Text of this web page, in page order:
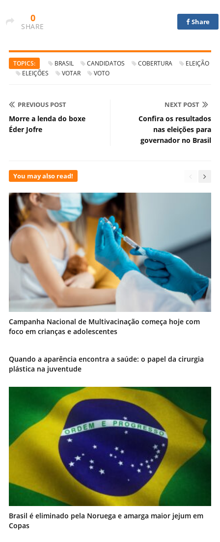
0
SHARE
Share
TOPICS: BRASIL CANDIDATOS COBERTURA
ELEIÇÃO
ELEIÇÕES
VOTAR VOTO
PREVIOUS POST
Morre a lenda do boxe
Éder Jofre
NEXT POST
Confira os resultados
nas eleições para
governador no Brasil
You may also read!
Campanha Nacional de Multivacinação começa hoje com
foco em crianças e adolescentes
Quando a aparência encontra a saúde: o papel da cirurgia
plástica na juventude
Brasil é eliminado pela Noruega e amarga maior jejum em
Copas